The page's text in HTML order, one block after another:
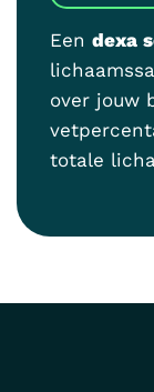
Een dexa
over jouw
totale